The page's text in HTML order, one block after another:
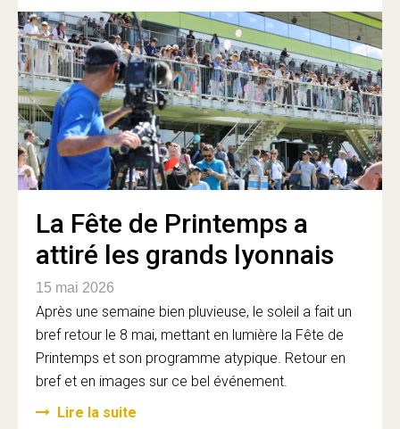
La Fête de Printemps a
attiré les grands lyonnais
15 mai 2026
Après une semaine bien pluvieuse, le soleil a fait un
bref retour le 8 mai, mettant en lumière la Fête de
Printemps et son programme atypique. Retour en
bref et en images sur ce bel événement.
Lire la suite